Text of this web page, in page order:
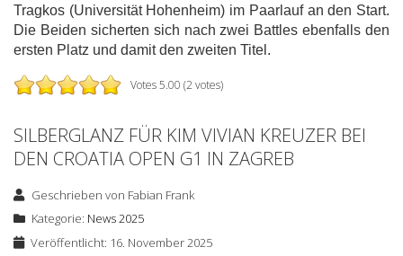
Tragkos (Universität Hohenheim) im Paarlauf an den Start.
Die Beiden sicherten sich nach zwei Battles ebenfalls den
ersten Platz und damit den zweiten Titel.
Votes 5.00 (2 votes)
SILBERGLANZ FÜR KIM VIVIAN KREUZER BEI
DEN CROATIA OPEN G1 IN ZAGREB
Geschrieben von Fabian Frank
Kategorie: News 2025
Veröffentlicht: 16. November 2025